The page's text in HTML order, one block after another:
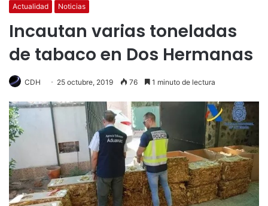
Actualidad Noticias
Incautan varias toneladas
de tabaco en Dos Hermanas
CDH 25 octubre, 2019 76 1 minuto de lectura